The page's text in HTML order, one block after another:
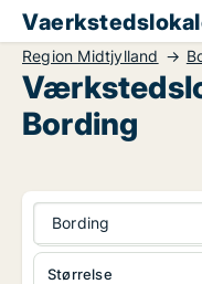
Region Midtjylland
Bording
Bording
Størrelse